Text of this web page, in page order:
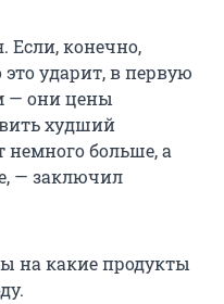
Если, конечно,
ударит, в первую
— они цены
худший
немного больше, а
— заключил
на какие продукты